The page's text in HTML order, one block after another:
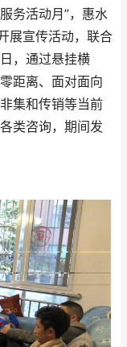
务活动月”，惠水
展宣传活动，联合
，通过悬挂横
距离、面对面向
集和传销等当前
类咨询，期间发